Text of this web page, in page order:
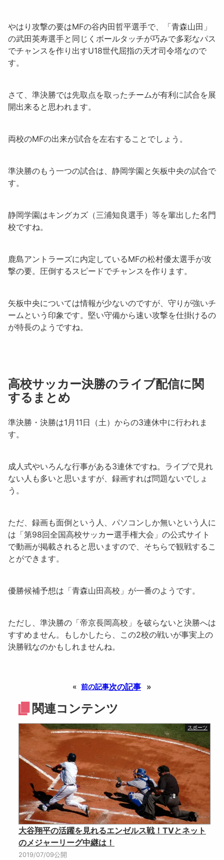
やはり攻撃の要はMFの谷内田哲平選手で、「青森山田」
の武田英寿選手と同じくボールタッチが巧みで多彩なパス
でチャンスを作り出すU18世代屈指の天才司令塔なので
す。
さて、準決勝では先取点を取ったチームが有利に試合を展
開出来ると思われます。
両校のMFの出来が試合を左右することでしょう。
準決勝のもう一つの試合は、 静岡学園と 矢板中央の試合で
す。
静岡学園はキングカズ（三浦知良選手） 等を輩出した名門
校ですね。
鹿島アントラーズに内定しているMFの松村優太選手が攻
撃の要。圧倒するスピードでチャンスを作ります。
矢板中央については情報が少ないのですが、守りが強いチ
ームという印象です。堅い守備から速い攻撃を仕掛けるの
が特長のようですね。
高校サッカー決勝のライブ配信に関
するまとめ
準決勝・決勝は1月11日（土）からの3連休中に行われま
す。
成人式やいろんな行事がある3連休ですね。ライブで見れ
ない人も多いと思いますが、録画すれば問題ないでしょ
う。
ただ、録画も面倒という人、パソコンしか無いという人に
は「第98回全国高校サッカー選手権大会」の公式サイト
で動画が掲載されると思いますので、そちらで観戦するこ
とができます。
優勝候補予想は「青森山田高校 」が一番のようです。
ただし、準決勝の「帝京長岡高校 」を破らないと決勝へは
すすめません。もしかしたら、この2校の戦いが事実上の
決勝戦なのかもしれませんね。
« 前の記事次の記事 »
関連コンテンツ
スポーツ
大谷翔平の活躍を見れるエンゼルス戦！TVとネット
のメジャーリーグ中継は！
2019/07/09公開